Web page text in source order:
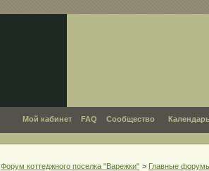
Мой кабинет FAQ Сообщество
Форум коттеджного поселка "Варежки" > Главные